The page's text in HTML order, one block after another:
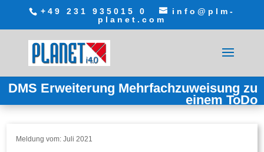
+49 231 935015 0
info@plm-
planet.com
DMS Erweiterung Mehrfachzuweisung zu
einem ToDo
Meldung vom: Juli 2021